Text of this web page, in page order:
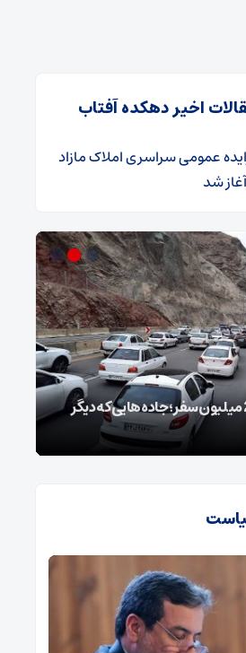
اخیر دهکده آفتاب
عمومی سراسری املاک مازاد
شد
شمال ایران زیر بار 20 میلیون سفر؛ جاده‌هایی که دیگر